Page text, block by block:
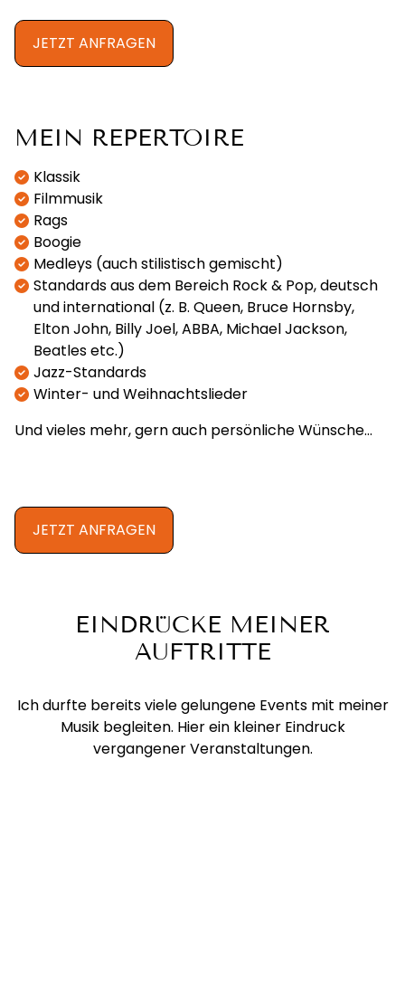
JETZT ANFRAGEN
MEIN REPERTOIRE
Klassik
Filmmusik
Rags
Boogie
Medleys (auch stilistisch gemischt)
Standards aus dem Bereich Rock & Pop, deutsch
und international (z. B. Queen, Bruce Hornsby,
Elton John, Billy Joel, ABBA, Michael Jackson,
Beatles etc.)
Jazz-Standards
Winter- und Weihnachtslieder
Und vieles mehr, gern auch persönliche Wünsche…
JETZT ANFRAGEN
EINDRÜCKE MEINER
AUFTRITTE
Ich durfte bereits viele gelungene Events mit meiner
Musik begleiten. Hier ein kleiner Eindruck
vergangener Veranstaltungen.